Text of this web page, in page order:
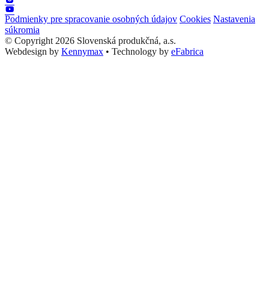
Podmienky pre spracovanie osobných údajov Cookies Nastavenia
súkromia
© Copyright 2026 Slovenská produkčná, a.s.
Webdesign by Kennymax • Technology by eFabrica